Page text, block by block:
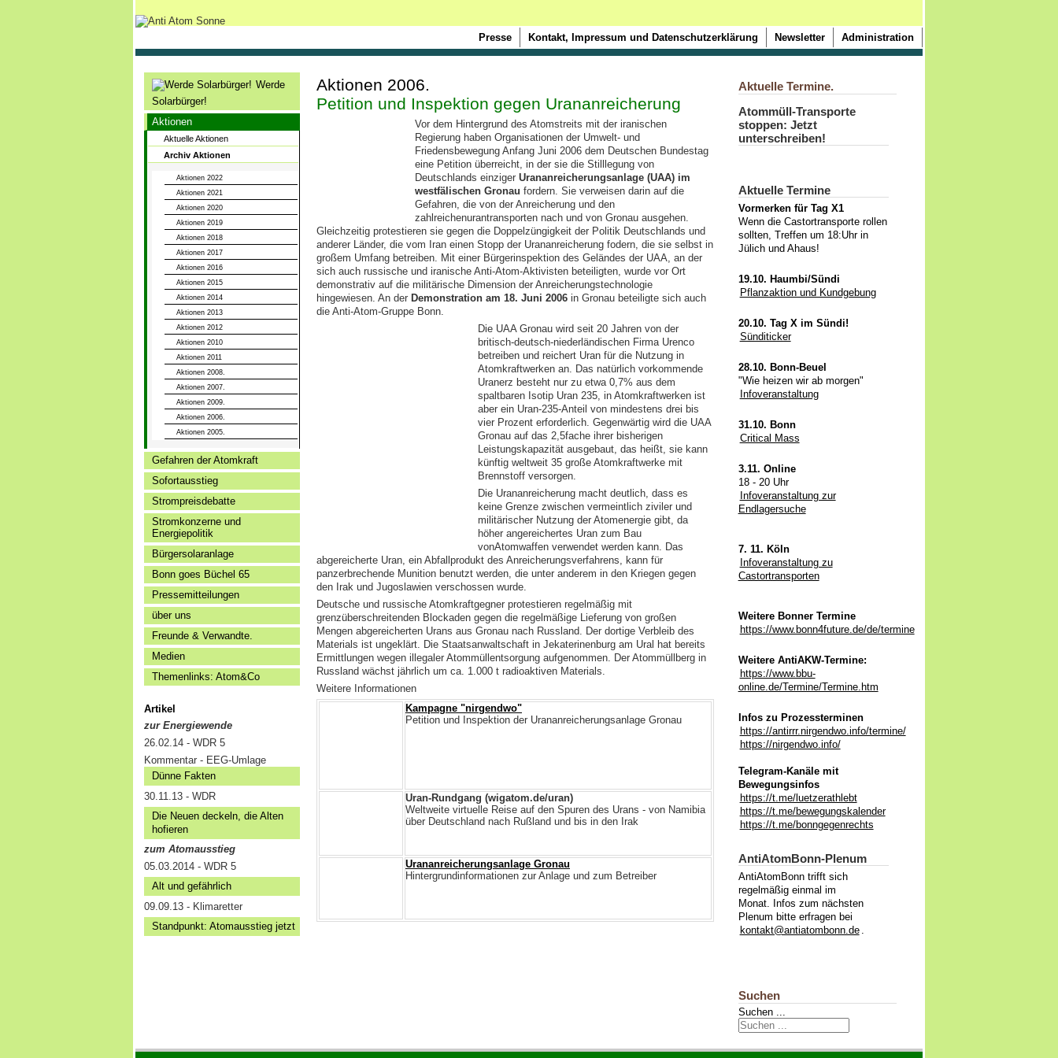
Presse Kontakt, Impressum und Datenschutzerklärung Newsletter Administration
Werde
Solarbürger!
Aktionen
Aktuelle Aktionen
Archiv Aktionen
Aktionen 2022
Aktionen 2021
Aktionen 2020
Aktionen 2019
Aktionen 2018
Aktionen 2017
Aktionen 2016
Aktionen 2015
Aktionen 2014
Aktionen 2013
Aktionen 2012
Aktionen 2010
Aktionen 2011
Aktionen 2008.
Aktionen 2007.
Aktionen 2009.
Aktionen 2006.
Aktionen 2005.
Gefahren der Atomkraft
Sofortausstieg
Strompreisdebatte
Stromkonzerne und
Energiepolitik
Bürgersolaranlage
Bonn goes Büchel 65
Pressemitteilungen
über uns
Freunde & Verwandte.
Medien
Themenlinks: Atom&Co
Artikel
zur Energiewende
26.02.14 - WDR 5
Kommentar - EEG-Umlage
Dünne Fakten
30.11.13 - WDR
Die Neuen deckeln, die Alten
hofieren
zum Atomausstieg
05.03.2014 - WDR 5
Alt und gefährlich
09.09.13 - Klimaretter
Standpunkt: Atomausstieg jetzt
Aktionen 2006.
Petition und Inspektion gegen Urananreicherung
Vor dem Hintergrund des Atomstreits mit der iranischen
Regierung haben Organisationen der Umwelt- und
Friedensbewegung Anfang Juni 2006 dem Deutschen Bundestag
eine Petition überreicht, in der sie die Stilllegung von
Deutschlands einziger Urananreicherungsanlage (UAA) im
westfälischen Gronau fordern. Sie verweisen darin auf die
Gefahren, die von der Anreicherung und den
zahlreichenurantransporten nach und von Gronau ausgehen.
Gleichzeitig protestieren sie gegen die Doppelzüngigkeit der Politik Deutschlands und
anderer Länder, die vom Iran einen Stopp der Urananreicherung fodern, die sie selbst in
großem Umfang betreiben. Mit einer Bürgerinspektion des Geländes der UAA, an der
sich auch russische und iranische Anti-Atom-Aktivisten beteiligten, wurde vor Ort
demonstrativ auf die militärische Dimension der Anreicherungstechnologie
hingewiesen. An der Demonstration am 18. Juni 2006 in Gronau beteiligte sich auch
die Anti-Atom-Gruppe Bonn.
Die UAA Gronau wird seit 20 Jahren von der
britisch-deutsch-niederländischen Firma Urenco
betreiben und reichert Uran für die Nutzung in
Atomkraftwerken an. Das natürlich vorkommende
Uranerz besteht nur zu etwa 0,7% aus dem
spaltbaren Isotip Uran 235, in Atomkraftwerken ist
aber ein Uran-235-Anteil von mindestens drei bis
vier Prozent erforderlich. Gegenwärtig wird die UAA
Gronau auf das 2,5fache ihrer bisherigen
Leistungskapazität ausgebaut, das heißt, sie kann
künftig weltweit 35 große Atomkraftwerke mit
Brennstoff versorgen.
Die Urananreicherung macht deutlich, dass es
keine Grenze zwischen vermeintlich ziviler und
militärischer Nutzung der Atomenergie gibt, da
höher angereichertes Uran zum Bau
vonAtomwaffen verwendet werden kann. Das
abgereicherte Uran, ein Abfallprodukt des Anreicherungsverfahrens, kann für
panzerbrechende Munition benutzt werden, die unter anderem in den Kriegen gegen
den Irak und Jugoslawien verschossen wurde.
Deutsche und russische Atomkraftgegner protestieren regelmäßig mit
grenzüberschreitenden Blockaden gegen die regelmäßige Lieferung von großen
Mengen abgereicherten Urans aus Gronau nach Russland. Der dortige Verbleib des
Materials ist ungeklärt. Die Staatsanwaltschaft in Jekaterinenburg am Ural hat bereits
Ermittlungen wegen illegaler Atommüllentsorgung aufgenommen. Der Atommüllberg in
Russland wächst jährlich um ca. 1.000 t radioaktiven Materials.
Weitere Informationen
Kampagne "nirgendwo"
Petition und Inspektion der Urananreicherungsanlage Gronau
Uran-Rundgang (wigatom.de/uran)
Weltweite virtuelle Reise auf den Spuren des Urans - von Namibia
über Deutschland nach Rußland und bis in den Irak
Urananreicherungsanlage Gronau
Hintergrundinformationen zur Anlage und zum Betreiber
Aktuelle Termine.
Atommüll-Transporte
stoppen: Jetzt
unterschreiben!
Aktuelle Termine
Vormerken für Tag X1
Wenn die Castortransporte rollen
sollten, Treffen um 18:Uhr in
Jülich und Ahaus!
19.10. Haumbi/Sündi
Pflanzaktion und Kundgebung
20.10. Tag X im Sündi!
Sünditicker
28.10. Bonn-Beuel
"Wie heizen wir ab morgen"
Infoveranstaltung
31.10. Bonn
Critical Mass
3.11. Online
18 - 20 Uhr
Infoveranstaltung zur
Endlagersuche
7. 11. Köln
Infoveranstaltung zu
Castortransporten
Weitere Bonner Termine
https://www.bonn4future.de/de/termine
Weitere AntiAKW-Termine:
https://www.bbu-
online.de/Termine/Termine.htm
Infos zu Prozessterminen
https://antirrr.nirgendwo.info/termine/
https://nirgendwo.info/
Telegram-Kanäle mit
Bewegungsinfos
https://t.me/luetzerathlebt
https://t.me/bewegungskalender
https://t.me/bonngegenrechts
AntiAtomBonn-Plenum
AntiAtomBonn trifft sich
regelmäßig einmal im
Monat. Infos zum nächsten
Plenum bitte erfragen bei
kontakt@antiatombonn.de .
Suchen
Suchen ...